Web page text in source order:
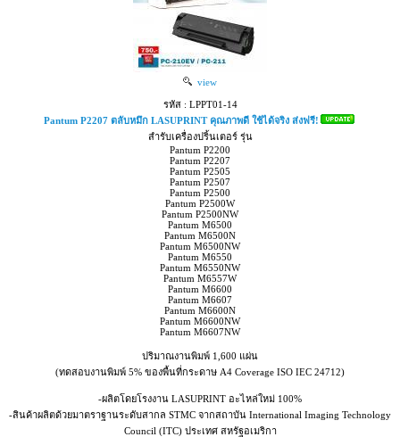
view
รหัส : LPPT01-14
Pantum P2207 ตลับหมึก LASUPRINT คุณภาพดี ใช้ได้จริง ส่งฟรี!
สำรับเครื่องปริ้นเตอร์ รุ่น
Pantum P2200
Pantum P2207
Pantum P2505
Pantum P2507
Pantum P2500
Pantum P2500W
Pantum P2500NW
Pantum M6500
Pantum M6500N
Pantum M6500NW
Pantum M6550
Pantum M6550NW
Pantum M6557W
Pantum M6600
Pantum M6607
Pantum M6600N
Pantum M6600NW
Pantum M6607NW
ปริมาณงานพิมพ์ 1,600 แผ่น
(ทดสอบงานพิมพ์ 5% ของพื้นที่กระดาษ A4 Coverage ISO IEC 24712)
-ผลิตโดยโรงงาน LASUPRINT อะไหล่ใหม่ 100%
-สินค้าผลิตด้วยมาตราฐานระดับสากล STMC จากสถาบัน International Imaging Technology
Council (ITC) ประเทศ สหรัฐอเมริกา